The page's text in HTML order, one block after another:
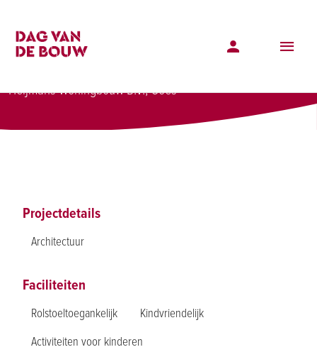
Nieuwbouw 35 woningen Tholen
Heijmans Woningbouw B.V., Goes
Projectdetails
Architectuur
Faciliteiten
Rolstoeltoegankelijk
Kindvriendelijk
Activiteiten voor kinderen